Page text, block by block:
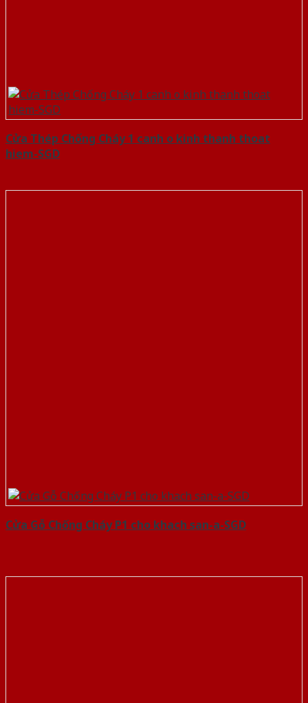
Cửa Thép Chống Cháy 1 canh o kinh thanh thoat
hiem-SGD
Cửa Gỗ Chống Cháy P1 cho khach san-a-SGD